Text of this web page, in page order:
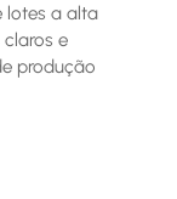
lotes a alta
e
produção